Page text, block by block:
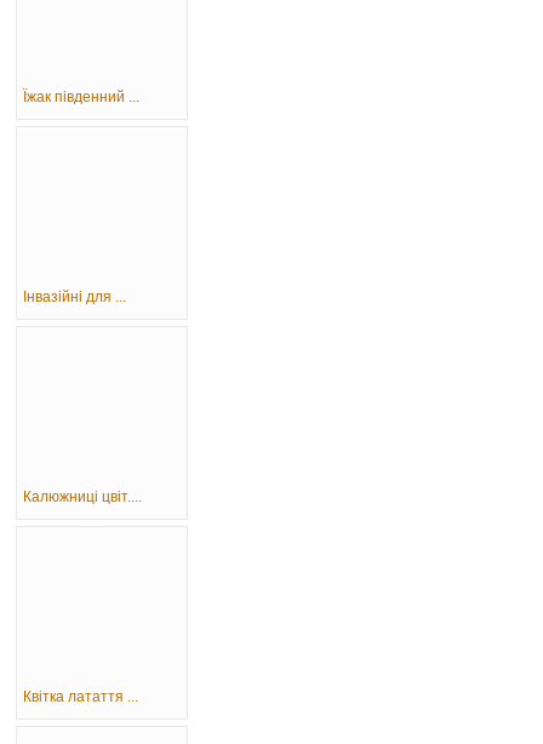
Їжак південний ...
Інвазійні для ...
Калюжниці цвіт....
Квітка латаття ...